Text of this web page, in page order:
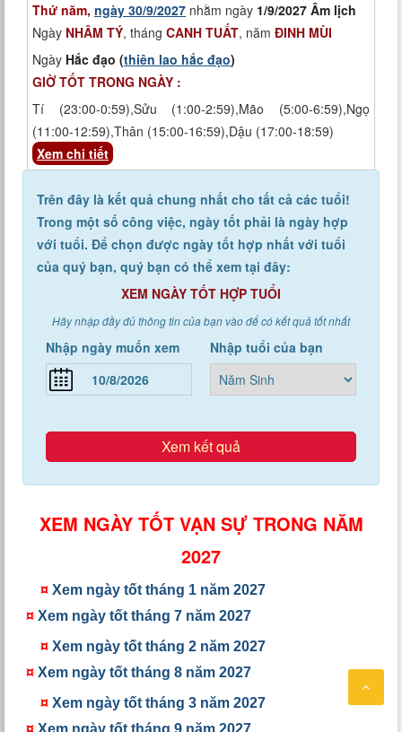
Thứ năm, ngày 30/9/2027 nhằm ngày 1/9/2027 Âm lịch
Ngày NHÂM TÝ, tháng CANH TUẤT, năm ĐINH MÙI
Ngày Hắc đạo (thiên lao hắc đạo)
GIỜ TỐT TRONG NGÀY :
Tí (23:00-0:59),Sửu (1:00-2:59),Mão (5:00-6:59),Ngọ
(11:00-12:59),Thân (15:00-16:59),Dậu (17:00-18:59)
Xem chi tiết
Trên đây là kết quả chung nhất cho tất cả các tuổi!
Trong một số công việc, ngày tốt phải là ngày hợp
với tuổi. Để chọn được ngày tốt hợp nhất với tuổi
của quý bạn, quý bạn có thể xem tại đây:
XEM NGÀY TỐT HỢP TUỔI
Hãy nhập đầy đủ thông tin của bạn vào để có kết quả tốt nhất
Nhập ngày muốn xem Nhập tuổi của bạn
Xem kết quả
XEM NGÀY TỐT VẠN SỰ TRONG NĂM
2027
¤ Xem ngày tốt tháng 1 năm 2027
¤ Xem ngày tốt tháng 7 năm 2027
¤ Xem ngày tốt tháng 2 năm 2027
¤ Xem ngày tốt tháng 8 năm 2027
¤ Xem ngày tốt tháng 3 năm 2027
¤ Xem ngày tốt tháng 9 năm 2027